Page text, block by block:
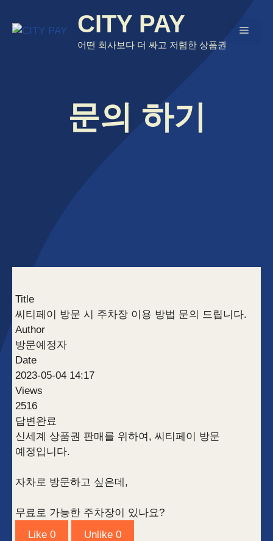
content
CITY PAY
어떤 회사보다 더 싸고 저렴한 상품권
Menu
문의 하기
Title
씨티페이 방문 시 주차장 이용 방법 문의 드립니다.
Author
방문예정자
Date
2023-05-04 14:17
Views
2516
답변완료
신세계 상품권 판매를 위하여, 씨티페이 방문
예정입니다.
자차로 방문하고 싶은데,
무료로 가능한 주차장이 있나요?
Like 0 Unlike 0